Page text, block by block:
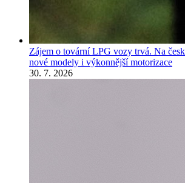
Zájem o tovární LPG vozy trvá. Na
nové modely i výkonnější motorizace
30. 7. 2026